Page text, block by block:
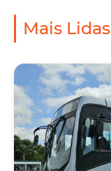
Mais Lidas